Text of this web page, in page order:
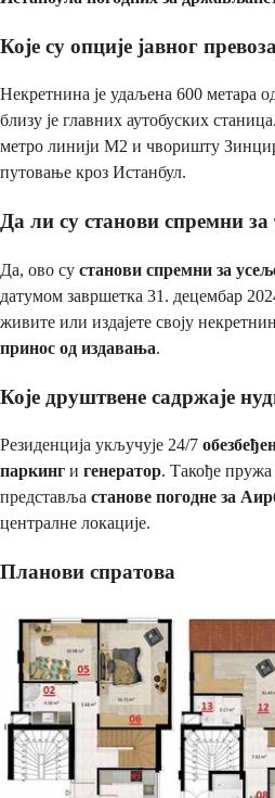
Које су опције јавног
Некретнина је удаљена 600 метара
близу је главних аутобуских
метро линији М2 и чворишту
путовање кроз Истанбул.
Да ли су станови спремни
Да, ово су станови спремни за
датумом завршетка 31. децембар
живите или издајете своју
принос од издавања.
Које друштвене садржаје
Резиденција укључује 24/7
паркинг и генератор. Такође пружа
представља станове погодне за
централне локације.
Планови спратова